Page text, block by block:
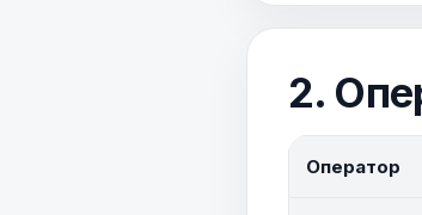
2.
Оператор